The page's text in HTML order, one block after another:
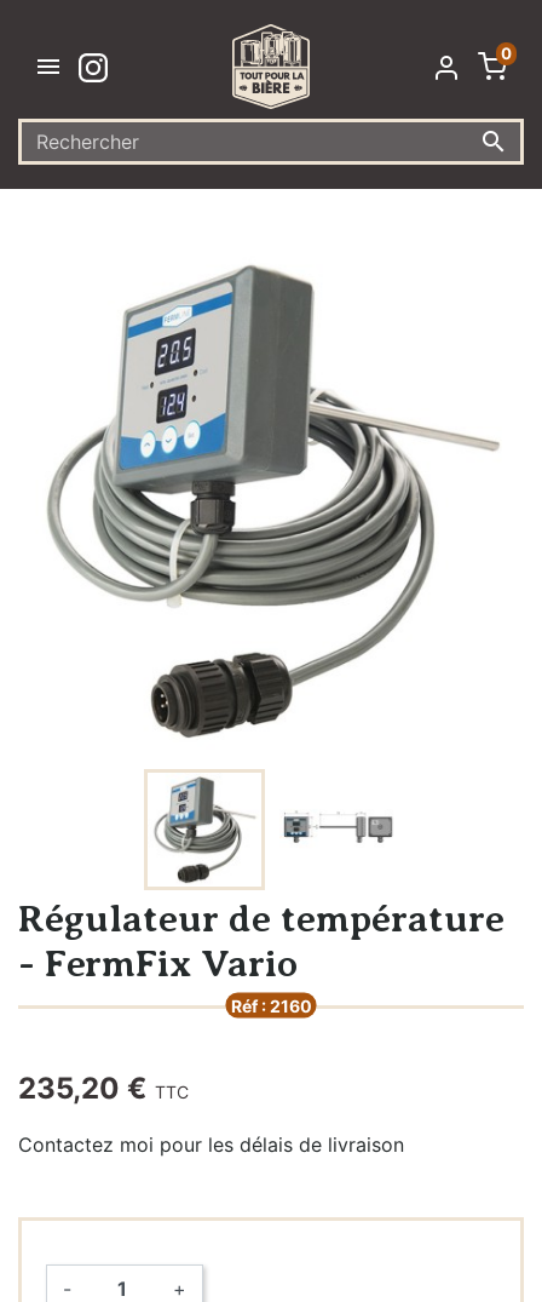


0
Régulateur de température
- FermFix Vario
Réf : 2160
235,20 € TTC
Contactez moi pour les délais de livraison
- +